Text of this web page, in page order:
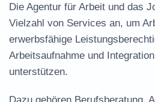
Die Agentur für Arbeit und das
Vielzahl von Services an, um
erwerbsfähige
Arbeitsaufnahme und
unterstützen.
Dazu gehören Berufsberatung,